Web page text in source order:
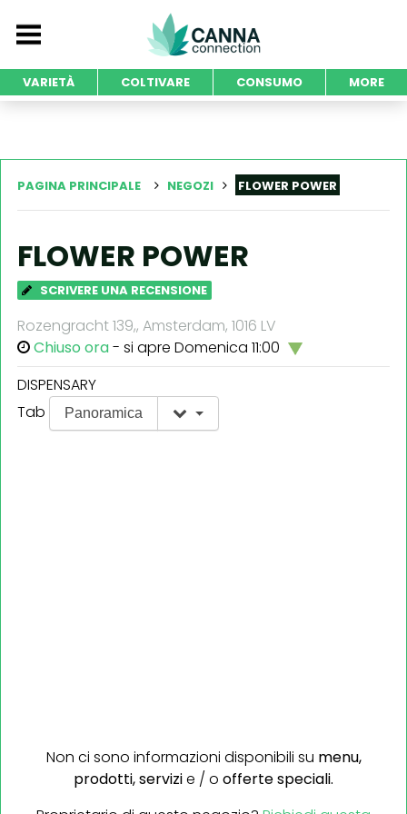
VARIETÀ COLTIVARE CONSUMO MORE
PAGINA PRINCIPALE NEGOZI FLOWER POWER
FLOWER POWER
SCRIVERE UNA RECENSIONE
Rozengracht 139,, Amsterdam, 1016 LV
Chiuso ora- si apre Domenica 11:00
DISPENSARY
Tab
Panoramica
Non ci sono informazioni disponibili su menu,
prodotti,servizie / o offerte speciali.